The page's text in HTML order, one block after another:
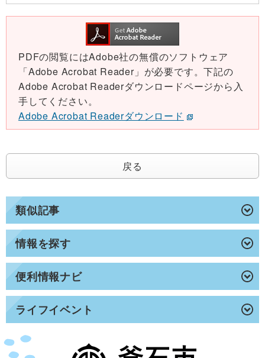
類似記事
情報を探す
便利情報ナビ
ライフイベント
PDFの閲覧にはAdobe社の無償のソフトウェア
「Adobe Acrobat Reader」が必要です。下記の
Adobe Acrobat Readerダウンロードページから入
手してください。
Adobe Acrobat Readerダウンロード
戻る